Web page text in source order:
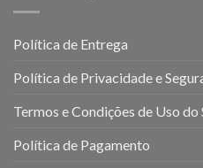
Política de Entrega
Política de Privacidade e
Termos e Condições de Uso do
Política de Pagamento